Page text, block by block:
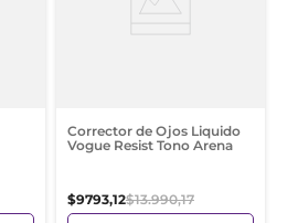
Corrector de Ojos Liquido
Vogue Resist Tono Arena
$9793,12$13.990,17